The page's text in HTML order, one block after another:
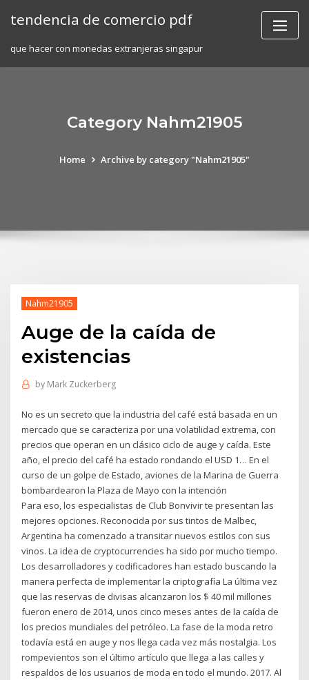
tendencia de comercio pdf
que hacer con monedas extranjeras singapur
Category Nahm21905
Home Archive by category "Nahm21905"
Nahm21905
Auge de la caída de
existencias
by Mark Zuckerberg
No es un secreto que la industria del café está basada en un
mercado que se caracteriza por una volatilidad extrema, con
precios que operan en un clásico ciclo de auge y caída. Este
año, el precio del café ha estado rondando el USD 1… En el
curso de un golpe de Estado, aviones de la Marina de Guerra
bombardearon la Plaza de Mayo con la intención
Para eso, los especialistas de Club Bonvivir te presentan las
mejores opciones. Reconocida por sus tintos de Malbec,
Argentina ha comenzado a transitar nuevos estilos con sus
vinos. La idea de cryptocurrencies ha sido por mucho tiempo.
Los desarrolladores y codificadores han estado buscando la
manera perfecta de implementar la criptografía La última vez
que las reservas de divisas alcanzaron los $ 40 mil millones
fueron enero de 2014, unos cinco meses antes de la caída de
los precios mundiales del petróleo. La fase de la moda retro
todavía está en auge y nos llega cada vez más nostalgia. Los
rompevientos son el último artículo que llega a las calles y
respaldos de los usuarios de moda en todo el mundo. 2017. Al